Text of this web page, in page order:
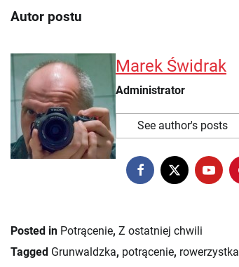
Autor postu
Marek Świdrak
Administrator
See author's posts
Posted in Potrącenie, Z ostatniej chwili
Tagged Grunwaldzka, potrącenie, rowerzystka